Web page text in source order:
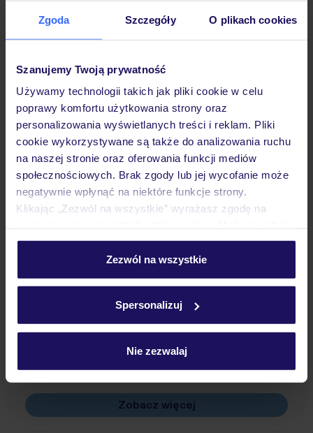
Zgoda Szczegóły O plikach cookies
Szanujemy Twoją prywatność
Używamy technologii takich jak pliki cookie w celu
poprawy komfortu użytkowania strony oraz
personalizowania wyświetlanych treści i reklam. Pliki
cookie wykorzystywane są także do analizowania ruchu
na naszej stronie oraz oferowania funkcji mediów
społecznościowych. Brak zgody lub jej wycofanie może
negatywnie wpłynąć na niektóre funkcje strony.
Klikając „Zezwól na wszystkie” wyrażasz zgodę na
personalizować swój wybór wchodząc w zakładkę
Szczegółowe informacje o plikach cookie znajdziesz
Zezwól na wszystkie
Spersonalizuj
Nie zezwalaj
Hotel
Pokoje
Wyżywienie
Atrakcje
Ważne informacje
Często zadawane pytania
Jak zmienić uczestników/osobę zgłaszającą?
Czy w Hotelu będzie przedstawiciel TUI?
Zobacz więcej